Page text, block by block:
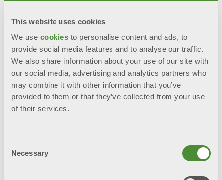
This website uses cookies
We use cookies to personalise content and ads, to
provide social media features and to analyse our traffic.
We also share information about your use of our site with
our social media, advertising and analytics partners who
may combine it with other information that you’ve
provided to them or that they’ve collected from your use
of their services.
Selection
Necessary